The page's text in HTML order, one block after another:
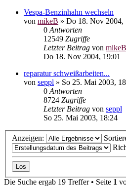
Vespa-Benzinhahn wechseln
von mikeB » Do 18. Nov 2004,
0 Antworten
12549 Zugriffe
Letzter Beitrag von mikeB
Do 18. Nov 2004, 19:01
reparatur schweißarbeiten...
von seppl » So 25. Mai 2003,
0 Antworten
8724 Zugriffe
Letzter Beitrag von seppl
So 25. Mai 2003, 18:24
Anzeigen:
Die Suche ergab 19 Treffer • Seite 1